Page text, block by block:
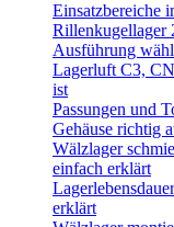
Einsatzbereiche
Rillenkugellager
Ausführung
Lagerluft C3,
ist
Passungen und
Gehäuse richtig
Wälzlager
einfach erklärt
erklärt